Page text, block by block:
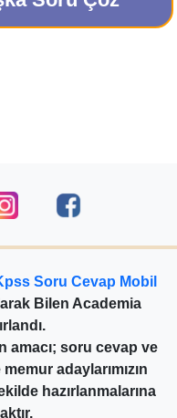
Soru Cevap Mobil
Bilen Academia
amacı; soru cevap ve
adaylarımızın
hazırlanmalarına